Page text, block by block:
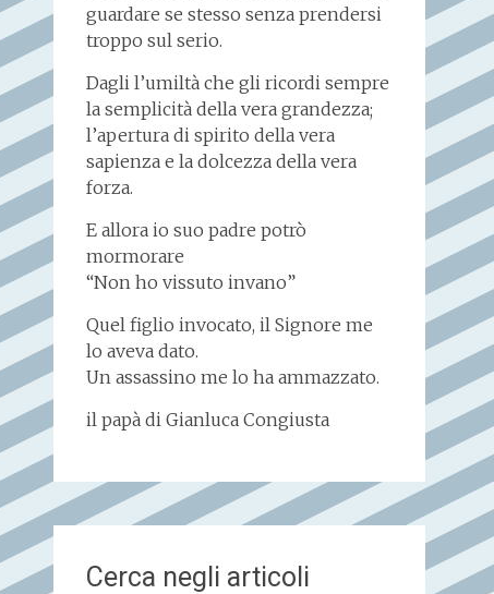
guardare se stesso senza prendersi
troppo sul serio.
Dagli l’umiltà che gli ricordi sempre
la semplicità della vera grandezza;
l’apertura di spirito della vera
sapienza e la dolcezza della vera
forza.
E allora io suo padre potrò
mormorare
“Non ho vissuto invano”
Quel figlio invocato, il Signore me
lo aveva dato.
Un assassino me lo ha ammazzato.
il papà di Gianluca Congiusta
Cerca negli articoli